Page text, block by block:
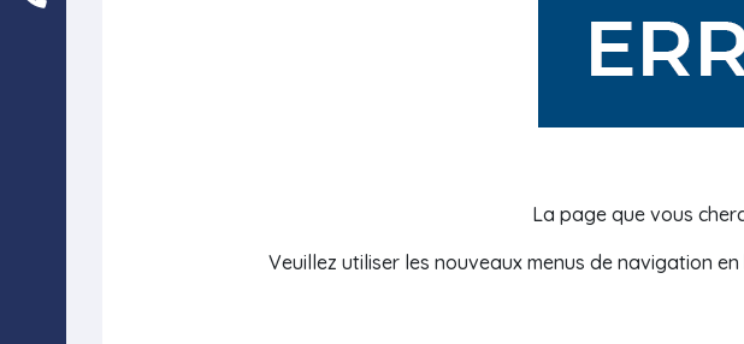
La page que vous
Veuillez utiliser les nouveaux menus de navigation